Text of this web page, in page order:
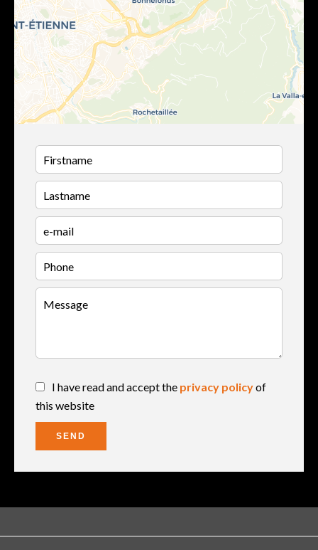
I have read and accept the privacy policyof
this website
SEND